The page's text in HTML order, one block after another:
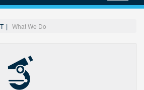
What We Do